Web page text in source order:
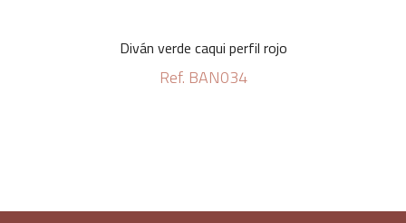
Diván verde caqui perfil rojo
Ref. BAN034